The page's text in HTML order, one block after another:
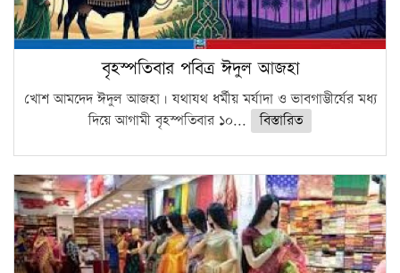
বৃহস্পতিবার পবিত্র ঈদুল আজহা
খোশ আমদেদ ঈদুল আজহা। যথাযথ ধর্মীয় মর্যাদা ও ভাবগাম্ভীর্যের মধ্য
দিয়ে আগামী বৃহস্পতিবার ১০...
বিস্তারিত